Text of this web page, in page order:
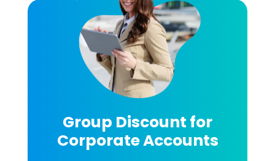
Group Discount for
Corporate Accounts